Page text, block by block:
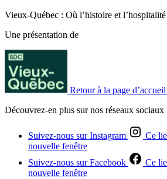
Vieux-Québec : Où l’histoire et
Une présentation de
Retour à la page
Découvrez-en plus sur nos réseaux sociaux
Suivez-nous sur Instagram
Ce
nouvelle fenêtre
Suivez-nous sur Facebook
Ce
nouvelle fenêtre